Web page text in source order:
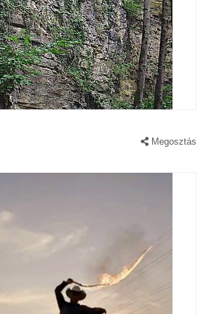
Megosztás